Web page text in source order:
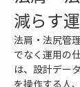
減らす
法肩・法尻管
でなく運用の
は、設計デー
を操作する人